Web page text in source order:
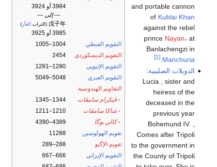
3984 أو 3924
— إلى —
戊子年 (التراب الفأر )
3985 أو 3925
التقويم القبطي
1004–1005
التقويم الديسكوردي
2454
التقويم الإثيوپي
1280–1281
التقويم العبري
5048–5049
التقاويم الهندوسية
- ڤيكرام سامڤات
1344–1345
-شاكا سامڤات
1210–1211
-كالي يوگا
4389–4390
تقويم الهولوسين
11288
تقويم الإگبو
288–289
التقويم الإيراني
666–667
and portable cannon
of Kublai Khan
against the rebel
prince Nayan، at
Banlachengzi in
Manchuria
.
[1]
الدويلات الصليبية:
Lucia , sister and
heiress of the
deceased in the
previous year
Bohemund IV. ,
Comes after Tripoli
to the government in
the County of Tripoli